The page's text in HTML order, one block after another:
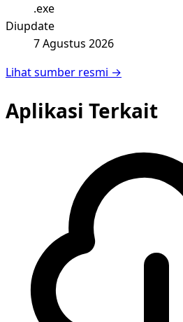
.exe
Diupdate
7 Agustus 2026
Lihat sumber resmi →
Aplikasi Terkait